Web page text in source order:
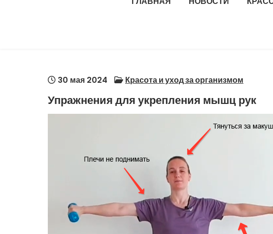
30 мая 2024 Красота и уход за организмом
Упражнения для укрепления мышц рук